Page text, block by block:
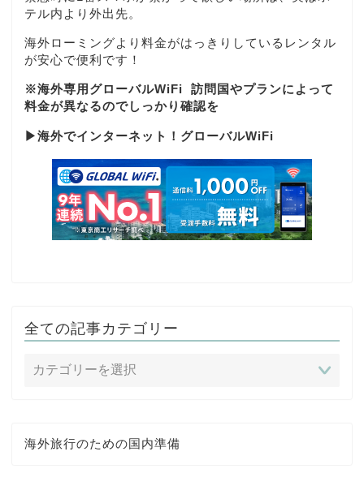
テル内より外出先。
海外ローミングより料金がはっきりしているレンタル
が安心で便利です！
※海外専用グローバルWiFi
訪問国やプランによって
料金が異なるのでしっかり確認を
▶海外でインターネット！グローバルWiFi
全ての記事カテゴリー
海外旅行のための国内準備